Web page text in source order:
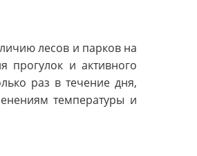
лесов и парков на
прогулок и активного
раз в течение дня,
температуры и